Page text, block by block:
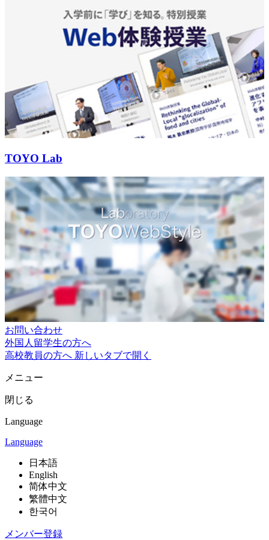
TOYO Lab
お問い合わせ
外国人留学生の方へ
高校教員の方へ 新しいタブで開く
メニュー
閉じる
Language
Language
日本語
English
简体中文
繁體中文
한국어
メンバー登録